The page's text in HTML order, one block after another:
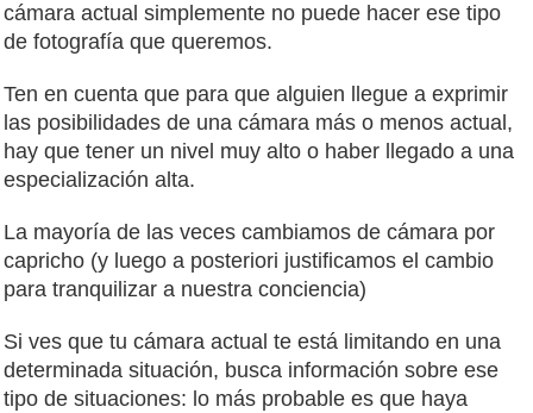
cámara actual simplemente no puede hacer ese tipo
de fotografía que queremos.
Ten en cuenta que para que alguien llegue a exprimir
las posibilidades de una cámara más o menos actual,
hay que tener un nivel muy alto o haber llegado a una
especialización alta.
La mayoría de las veces cambiamos de cámara por
capricho (y luego a posteriori justificamos el cambio
para tranquilizar a nuestra conciencia)
Si ves que tu cámara actual te está limitando en una
determinada situación, busca información sobre ese
tipo de situaciones: lo más probable es que haya